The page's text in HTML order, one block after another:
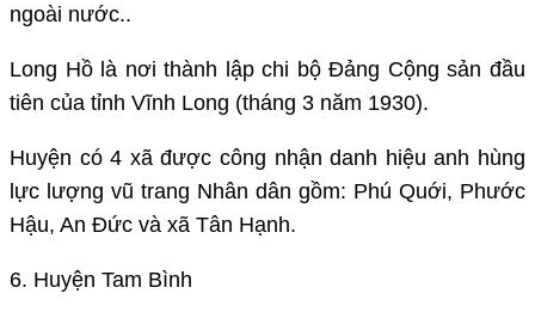
ngoài nước..
Long Hồ là nơi thành lập chi bộ Đảng Cộng sản đầu
tiên của tỉnh Vĩnh Long (tháng 3 năm 1930).
Huyện có 4 xã được công nhận danh hiệu anh hùng
lực lượng vũ trang Nhân dân gồm: Phú Quới, Phước
Hậu, An Đức và xã Tân Hạnh.
6. Huyện Tam Bình